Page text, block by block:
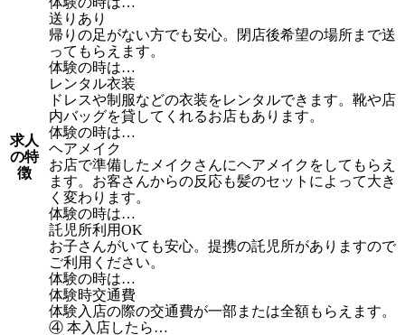
求人
の特
徴
送りあり
帰りの足がない方でも安心。閉店後希望の場所まで送
ってもらえます。
体験の時は…
レンタル衣装
ドレスや制服などの衣装をレンタルできます。靴や店
内バッグを貸してくれるお店もあります。
体験の時は…
ヘアメイク
お店で準備したメイクさんにヘアメイクをしてもらえ
ます。お客さんからの反応も髪のセットによって大き
く変わります。
体験の時は…
託児所利用OK
お子さんがいても安心。提携の託児所がありますので
ご利用ください。
体験の時は…
体験時交通費
体験入店の際の交通費が一部または全額もらえます。
④ 本入店したら…